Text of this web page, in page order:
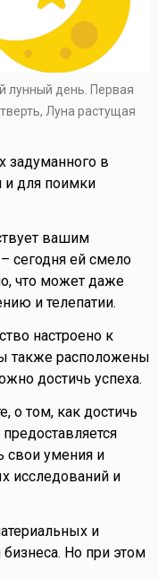
лунный день. Первая
Луна растущая
задуманного в
и для поимки
вашим
сегодня ей смело
что может даже
и телепатии.
настроено к
также расположены
достичь успеха.
о том, как достичь
свои умения и
исследований и
и
Но при этом